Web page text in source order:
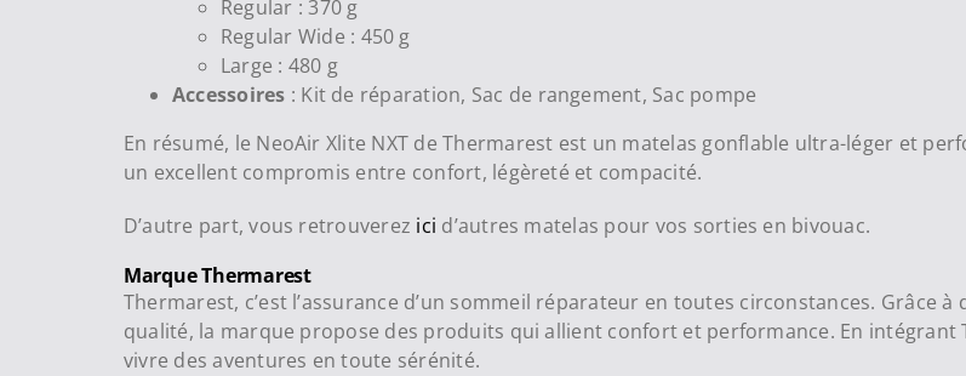
Regular : 370 g
Regular Wide : 450 g
Large : 480 g
Accessoires : Kit de réparation, Sac de rangement, Sac pompe
En résumé, le NeoAir Xlite NXT de Thermarest est un matelas gonflable ultra-léger et
un excellent compromis entre confort, légèreté et compacité.
D’autre part, vous retrouverez ici d’autres matelas pour vos sorties en bivouac.
Marque Thermarest
Thermarest, c’est l’assurance d’un sommeil réparateur en toutes circonstances. Grâce
qualité, la marque propose des produits qui allient confort et performance. En
vivre des aventures en toute sérénité.